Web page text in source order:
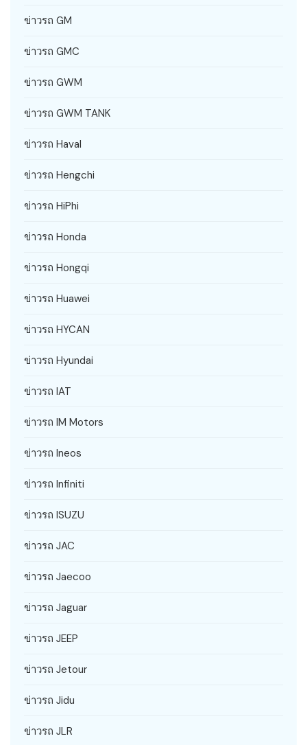
ข่าวรถ GM
ข่าวรถ GMC
ข่าวรถ GWM
ข่าวรถ GWM TANK
ข่าวรถ Haval
ข่าวรถ Hengchi
ข่าวรถ HiPhi
ข่าวรถ Honda
ข่าวรถ Hongqi
ข่าวรถ Huawei
ข่าวรถ HYCAN
ข่าวรถ Hyundai
ข่าวรถ IAT
ข่าวรถ IM Motors
ข่าวรถ Ineos
ข่าวรถ Infiniti
ข่าวรถ ISUZU
ข่าวรถ JAC
ข่าวรถ Jaecoo
ข่าวรถ Jaguar
ข่าวรถ JEEP
ข่าวรถ Jetour
ข่าวรถ Jidu
ข่าวรถ JLR